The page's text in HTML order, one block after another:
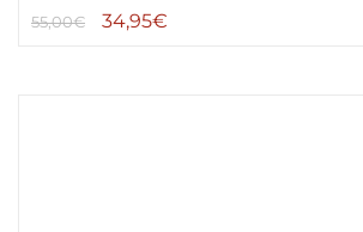
55,00€ 34,95€